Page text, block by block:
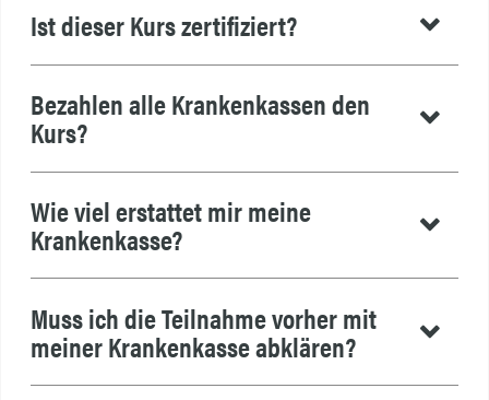
Ist dieser Kurs zertifiziert?
Bezahlen alle Krankenkassen den
Kurs?
Wie viel erstattet mir meine
Krankenkasse?
Muss ich die Teilnahme vorher mit
meiner Krankenkasse abklären?